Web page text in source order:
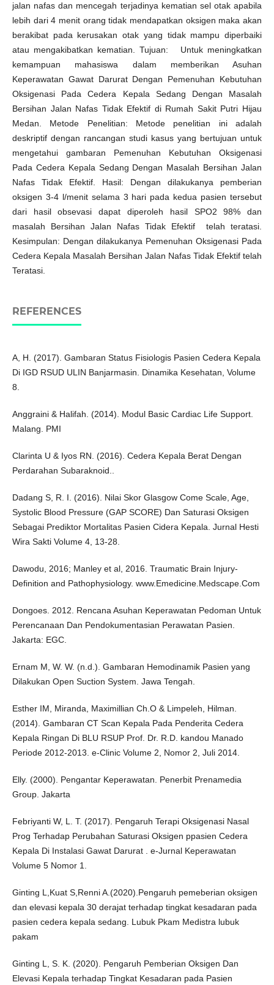
jalan nafas dan mencegah terjadinya kematian sel otak apabila
lebih dari 4 menit orang tidak mendapatkan oksigen maka akan
berakibat pada kerusakan otak yang tidak mampu diperbaiki
atau mengakibatkan kematian. Tujuan: Untuk meningkatkan
kemampuan mahasiswa dalam memberikan Asuhan
Keperawatan Gawat Darurat Dengan Pemenuhan Kebutuhan
Oksigenasi Pada Cedera Kepala Sedang Dengan Masalah
Bersihan Jalan Nafas Tidak Efektif di Rumah Sakit Putri Hijau
Medan. Metode Penelitian: Metode penelitian ini adalah
deskriptif dengan rancangan studi kasus yang bertujuan untuk
mengetahui gambaran Pemenuhan Kebutuhan Oksigenasi
Pada Cedera Kepala Sedang Dengan Masalah Bersihan Jalan
Nafas Tidak Efektif. Hasil: Dengan dilakukanya pemberian
oksigen 3-4 l/menit selama 3 hari pada kedua pasien tersebut
dari hasil obsevasi dapat diperoleh hasil SPO2 98% dan
masalah Bersihan Jalan Nafas Tidak Efektif telah teratasi.
Kesimpulan: Dengan dilakukanya Pemenuhan Oksigenasi Pada
Cedera Kepala Masalah Bersihan Jalan Nafas Tidak Efektif telah
Teratasi.
REFERENCES
A, H. (2017). Gambaran Status Fisiologis Pasien Cedera Kepala
Di IGD RSUD ULIN Banjarmasin. Dinamika Kesehatan, Volume
8.
Anggraini & Halifah. (2014). Modul Basic Cardiac Life Support.
Malang. PMI
Clarinta U & Iyos RN. (2016). Cedera Kepala Berat Dengan
Perdarahan Subaraknoid..
Dadang S, R. I. (2016). Nilai Skor Glasgow Come Scale, Age,
Systolic Blood Pressure (GAP SCORE) Dan Saturasi Oksigen
Sebagai Prediktor Mortalitas Pasien Cidera Kepala. Jurnal Hesti
Wira Sakti Volume 4, 13-28.
Dawodu, 2016; Manley et al, 2016. Traumatic Brain Injury-
Definition and Pathophysiology. www.Emedicine.Medscape.Com
Dongoes. 2012. Rencana Asuhan Keperawatan Pedoman Untuk
Perencanaan Dan Pendokumentasian Perawatan Pasien.
Jakarta: EGC.
Ernam M, W. W. (n.d.). Gambaran Hemodinamik Pasien yang
Dilakukan Open Suction System. Jawa Tengah.
Esther IM, Miranda, Maximillian Ch.O & Limpeleh, Hilman.
(2014). Gambaran CT Scan Kepala Pada Penderita Cedera
Kepala Ringan Di BLU RSUP Prof. Dr. R.D. kandou Manado
Periode 2012-2013. e-Clinic Volume 2, Nomor 2, Juli 2014.
Elly. (2000). Pengantar Keperawatan. Penerbit Prenamedia
Group. Jakarta
Febriyanti W, L. T. (2017). Pengaruh Terapi Oksigenasi Nasal
Prog Terhadap Perubahan Saturasi Oksigen ppasien Cedera
Kepala Di Instalasi Gawat Darurat . e-Jurnal Keperawatan
Volume 5 Nomor 1.
Ginting L,Kuat S,Renni A.(2020).Pengaruh pemeberian oksigen
dan elevasi kepala 30 derajat terhadap tingkat kesadaran pada
pasien cedera kepala sedang. Lubuk Pkam Medistra lubuk
pakam
Ginting L, S. K. (2020). Pengaruh Pemberian Oksigen Dan
Elevasi Kepala terhadap Tingkat Kesadaran pada Pasien